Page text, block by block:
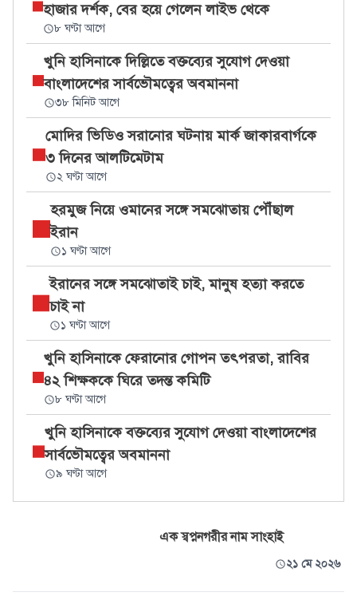
হাজার দর্শক, বের হয়ে গেলেন লাইভ থেকে
৮ ঘণ্টা আগে
খুনি হাসিনাকে দিল্লিতে বক্তব্যের সুযোগ দেওয়া
বাংলাদেশের সার্বভৌমত্বের অবমাননা
৩৮ মিনিট আগে
মোদির ভিডিও সরানোর ঘটনায় মার্ক জাকারবার্গকে
৩ দিনের আলটিমেটাম
২ ঘণ্টা আগে
হরমুজ নিয়ে ওমানের সঙ্গে সমঝোতায় পৌঁছাল
ইরান
১ ঘণ্টা আগে
ইরানের সঙ্গে সমঝোতাই চাই, মানুষ হত্যা করতে
চাই না
১ ঘণ্টা আগে
খুনি হাসিনাকে ফেরানোর গোপন তৎপরতা, রাবির
৪২ শিক্ষককে ঘিরে তদন্ত কমিটি
৮ ঘণ্টা আগে
খুনি হাসিনাকে বক্তব্যের সুযোগ দেওয়া বাংলাদেশের
সার্বভৌমত্বের অবমাননা
৯ ঘণ্টা আগে
এক স্বপ্ননগরীর নাম সাংহাই
২১ মে ২০২৬